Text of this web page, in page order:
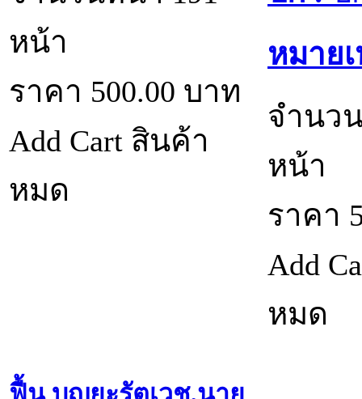
หน้า
ราคา 500.00 บาท
Add Cart สินค้า
หมด
หมาย
จำนว
หน้า
ราคา
Add
หมด